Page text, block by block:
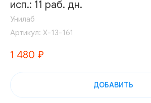
исп.: 11 раб. дн.
Унилаб
Артикул: Х-13-161
1 480 ₽
ДОБАВИТЬ